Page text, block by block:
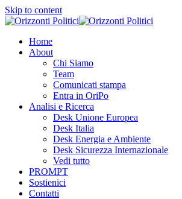
Skip to content
Home
About
Chi Siamo
Team
Comunicati stampa
Entra in OriPo
Analisi e Ricerca
Desk Unione Europea
Desk Italia
Desk Energia e Ambiente
Desk Sicurezza Internazionale
Vedi tutto
PROMPT
Sostienici
Contatti